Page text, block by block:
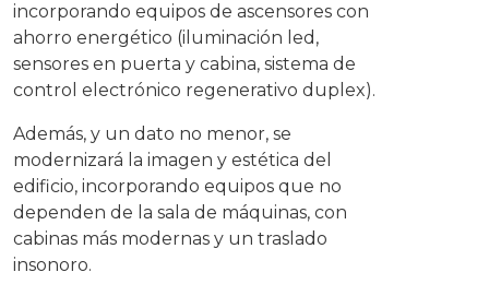
incorporando equipos de ascensores con
ahorro energético (iluminación led,
sensores en puerta y cabina, sistema de
control electrónico regenerativo duplex).
Además, y un dato no menor, se
modernizará la imagen y estética del
edificio, incorporando equipos que no
dependen de la sala de máquinas, con
cabinas más modernas y un traslado
insonoro.